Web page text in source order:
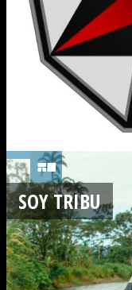
SOY TRIBU